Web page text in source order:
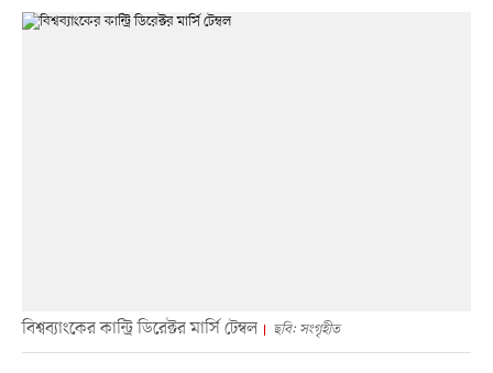
বিশ্বব্যাংকের কান্ট্রি ডিরেক্টর মার্সি টেম্বল ছবি: সংগৃহীত